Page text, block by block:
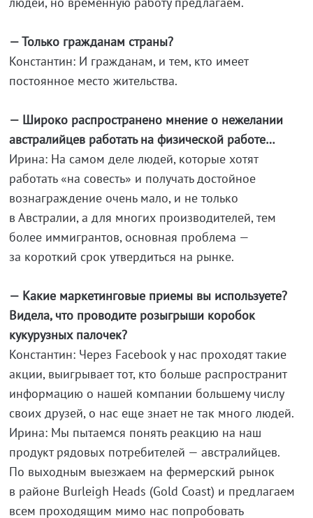
— Только гражданам страны?
Константин: И гражданам, и тем, кто имеет
постоянное место жительства.
— Широко распространено мнение о нежелании
австралийцев работать на физической работе…
Ирина: На самом деле людей, которые хотят
работать «на совесть» и получать достойное
вознаграждение очень мало, и не только
в Австралии, а для многих производителей, тем
более иммигрантов, основная проблема —
за короткий срок утвердиться на рынке.
— Какие маркетинговые приемы вы используете?
Видела, что проводите розыгрыши коробок
кукурузных палочек?
Константин: Через Facebook у нас проходят такие
акции, выигрывает тот, кто больше распространит
информацию о нашей компании большему числу
своих друзей, о нас еще знает не так много людей.
Ирина: Мы пытаемся понять реакцию на наш
продукт рядовых потребителей — австралийцев.
По выходным выезжаем на фермерский рынок
в районе Burleigh Heads (Gold Coast) и предлагаем
всем проходящим мимо нас попробовать